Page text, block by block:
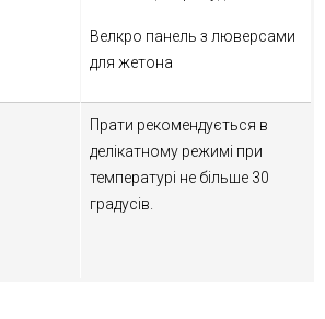
Велкро панель з люверсами
для жетона
Прати рекомендується в
делікатному режимі при
температурі не більше 30
градусів.